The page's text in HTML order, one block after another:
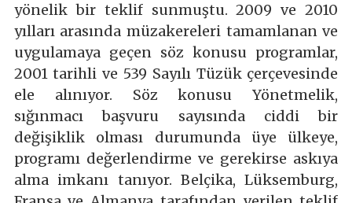
yönelik bir teklif sunmuştu. 2009 ve 2010
yılları arasında müzakereleri tamamlanan ve
uygulamaya geçen söz konusu programlar,
2001 tarihli ve 539 Sayılı Tüzük çerçevesinde
ele alınıyor. Söz konusu Yönetmelik,
sığınmacı başvuru sayısında ciddi bir
değişiklik olması durumunda üye ülkeye,
programı değerlendirme ve gerekirse askıya
alma imkanı tanıyor. Belçika, Lüksemburg,